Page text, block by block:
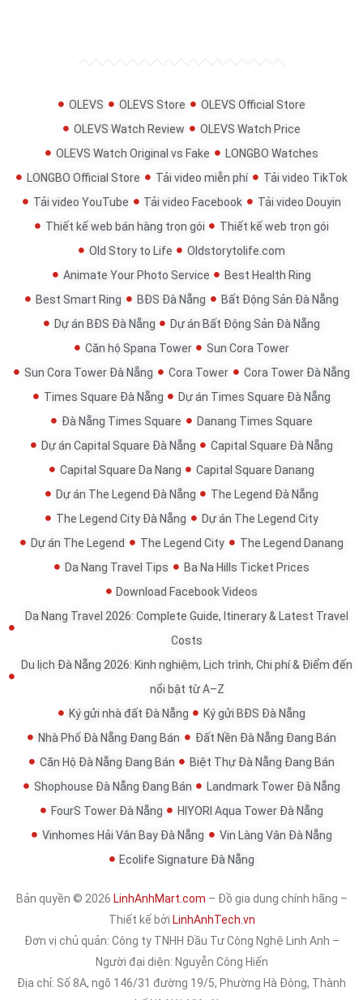
OLEVS OLEVS Store
OLEVS Official Store
OLEVS Watch Review
OLEVS Watch Price
OLEVS Watch Original vs Fake
LONGBO Watches
LONGBO Official Store
Tải video miễn phí
Tải video TikTok
Tải video YouTube
Tải video Facebook
Tải video Douyin
Thiết kế web bán hàng trọn gói
Thiết kế web trọn gói
Old Story to Life
Oldstorytolife.com
Animate Your Photo Service
Best Health Ring
Best Smart Ring
BĐS Đà Nẵng
Bất Động Sản Đà Nẵng
Dự án BĐS Đà Nẵng
Dự án Bất Động Sản Đà Nẵng
Căn hộ Spana Tower
Sun Cora Tower
Sun Cora Tower Đà Nẵng
Cora Tower
Cora Tower Đà Nẵng
Times Square Đà Nẵng
Dự án Times Square Đà Nẵng
Đà Nẵng Times Square
Danang Times Square
Dự án Capital Square Đà Nẵng
Capital Square Đà Nẵng
Capital Square Da Nang
Capital Square Danang
Dự án The Legend Đà Nẵng
The Legend Đà Nẵng
The Legend City Đà Nẵng
Dự án The Legend City
Dự án The Legend
The Legend City
The Legend Danang
Da Nang Travel Tips
Ba Na Hills Ticket Prices
Download Facebook Videos
Da Nang Travel 2026: Complete Guide, Itinerary & Latest Travel
Costs
Du lịch Đà Nẵng 2026: Kinh nghiệm, Lịch trình, Chi phí & Điểm đến
nổi bật từ A–Z
Ký gửi nhà đất Đà Nẵng
Ký gửi BĐS Đà Nẵng
Nhà Phố Đà Nẵng Đang Bán
Đất Nền Đà Nẵng Đang Bán
Căn Hộ Đà Nẵng Đang Bán
Biệt Thự Đà Nẵng Đang Bán
Shophouse Đà Nẵng Đang Bán
Landmark Tower Đà Nẵng
FourS Tower Đà Nẵng
HIYORI Aqua Tower Đà Nẵng
Vinhomes Hải Vân Bay Đà Nẵng
Vin Làng Vân Đà Nẵng
Ecolife Signature Đà Nẵng
Bản quyền © 2026 LinhAnhMart.com – Đồ gia dụng chính hãng –
Thiết kế bởi LinhAnhTech.vn
Đơn vị chủ quản: Công ty TNHH Đầu Tư Công Nghệ Linh Anh –
Người đại diện: Nguyễn Công Hiến
Địa chỉ: Số 8A, ngõ 146/31 đường 19/5, Phường Hà Đông, Thành